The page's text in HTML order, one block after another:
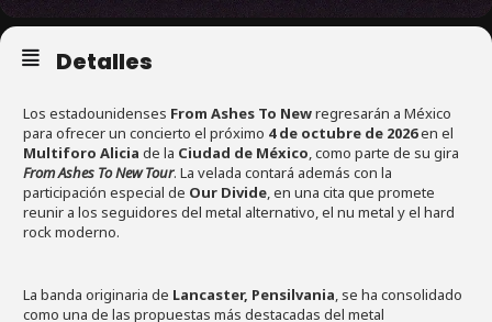
Detalles
Los estadounidenses From Ashes To Newregresarán a México
para ofrecer un concierto el próximo 4 de octubre de 2026en el
Multiforo Alicia de la Ciudad de México, como parte de su gira
From Ashes To New Tour. La velada contará además con la
participación especial de Our Divide, en una cita que promete
reunir a los seguidores del metal alternativo, el nu metal y el hard
rock moderno.
La banda originaria de Lancaster, Pensilvania, se ha consolidado
como una de las propuestas más destacadas del metal